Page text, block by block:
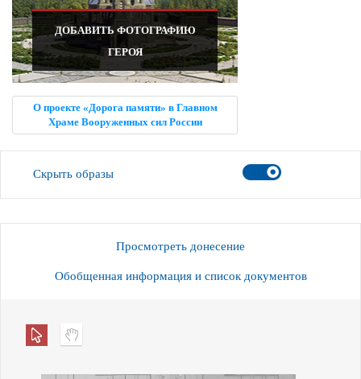
ДОБАВИТЬ ФОТОГРАФИЮ
ГЕРОЯ
О проекте «Дорога памяти» в Главном
Храме Вооруженных сил России
Скрыть образы
Просмотреть донесение
Обобщенная информация и список документов